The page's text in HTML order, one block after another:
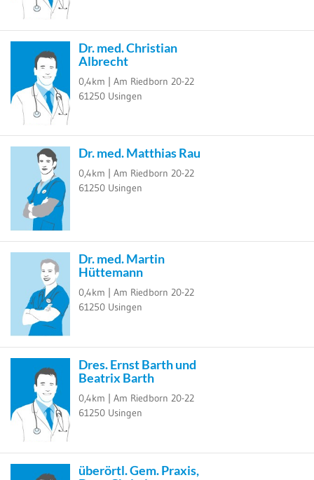
Dr. med. Christian
Albrecht
0,4km | Am Riedborn 20-22
61250 Usingen
Dr. med. Matthias Rau
0,4km | Am Riedborn 20-22
61250 Usingen
Dr. med. Martin
Hüttemann
0,4km | Am Riedborn 20-22
61250 Usingen
Dres. Ernst Barth und
Beatrix Barth
0,4km | Am Riedborn 20-22
61250 Usingen
überörtl. Gem. Praxis,